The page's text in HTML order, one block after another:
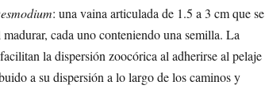
: una vaina articulada de 1.5 a 3 cm que se
cada uno conteniendo una semilla. La
la dispersión zoocórica al adherirse al pelaje
a su dispersión a lo largo de los caminos y